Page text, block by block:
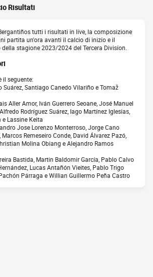
Risultati
tutti i risultati in live, la composizione
partita un'ora avanti il calcio di inizio e il
stagione 2023/2024 del Tercera Division.
il seguente:
Suárez, Santiago Canedo Vilariño e Tomaž
Aller Amor, Iván Guerrero Seoane, José Manuel
Rodríguez Suárez, Iago Martínez Iglesias,
e Lassine Keita
Jose Lorenzo Monterroso, Jorge Cano
Remeseiro Conde, David Álvarez Pazó,
Molina Obiang e Alejandro Ramos
Bastida, Martin Baldomir García, Pablo Calvo
Lucas Antañón Vieites, Pablo Trigo
Párraga e Willian Guillermo Peña Castro